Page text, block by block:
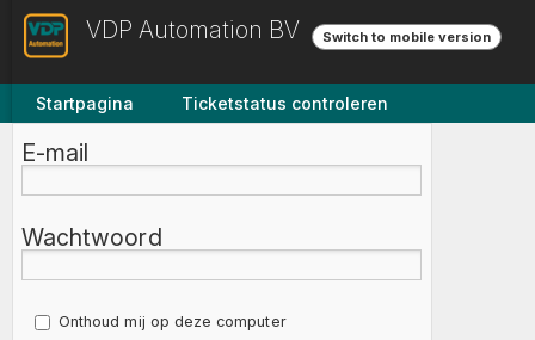
VDP Automation BV Switch to mobile version
Startpagina Ticketstatus controleren
E-mail
Wachtwoord
Onthoud mij op deze computer